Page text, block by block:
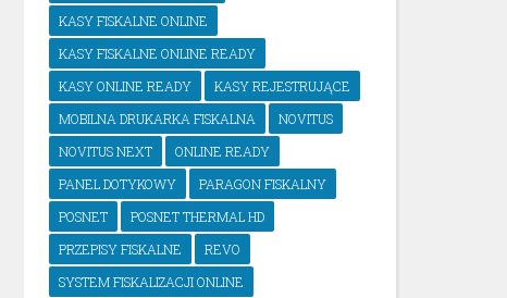
KASY FISKALNE ONLINE
KASY FISKALNE ONLINE READY
KASY ONLINE READY
KASY REJESTRUJĄCE
MOBILNA DRUKARKA FISKALNA
NOVITUS
NOVITUS NEXT
ONLINE READY
PANEL DOTYKOWY
PARAGON FISKALNY
POSNET
POSNET THERMAL HD
PRZEPISY FISKALNE
REVO
SYSTEM FISKALIZACJI ONLINE